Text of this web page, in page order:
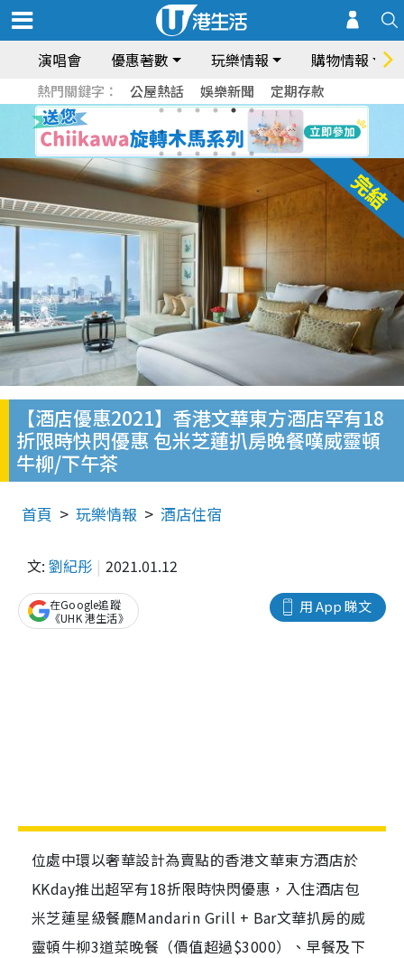
演唱會 優惠著數 玩樂情報 購物情報
熱門關鍵字： 公屋熱話 娛樂新聞 定期存款
【酒店優惠2021】香港文華東方酒店罕有18
折限時快閃優惠 包米芝蓮扒房晚餐嘆威靈頓
牛柳/下午茶
首頁 玩樂情報 酒店住宿
文: 劉紀彤 2021.01.12
用 App 睇文
在Google追蹤
《UHK 港生活》
位處中環以奢華設計為賣點的香港文華東方酒店於
KKday推出超罕有18折限時快閃優惠，入住酒店包
米芝蓮星級餐廳Mandarin Grill + Bar文華扒房的威
靈頓牛柳3道菜晚餐（價值超過$3000）、早餐及下